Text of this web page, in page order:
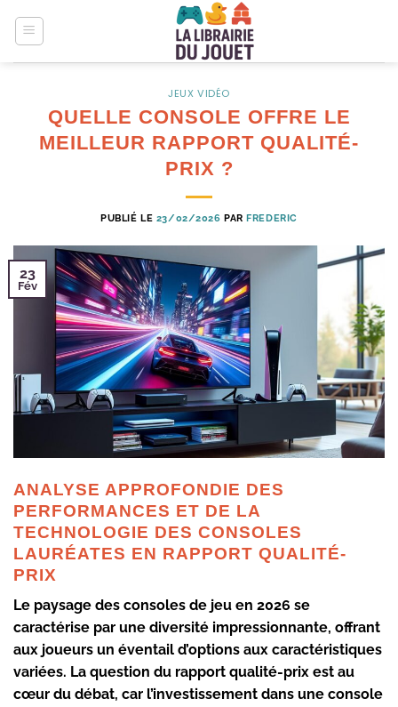
JEUX VIDÉO
QUELLE CONSOLE OFFRE LE
MEILLEUR RAPPORT QUALITÉ-
PRIX ?
PUBLIÉ LE 23/02/2026 PARFREDERIC
23
Fév
ANALYSE APPROFONDIE DES
PERFORMANCES ET DE LA
TECHNOLOGIE DES CONSOLES
LAURÉATES EN RAPPORT QUALITÉ-
PRIX
Le paysage des consoles de jeu en 2026 se
caractérise par une diversité impressionnante, offrant
aux joueurs un éventail d’options aux caractéristiques
variées. La question du rapport qualité-prix est au
cœur du débat, car l’investissement dans une console